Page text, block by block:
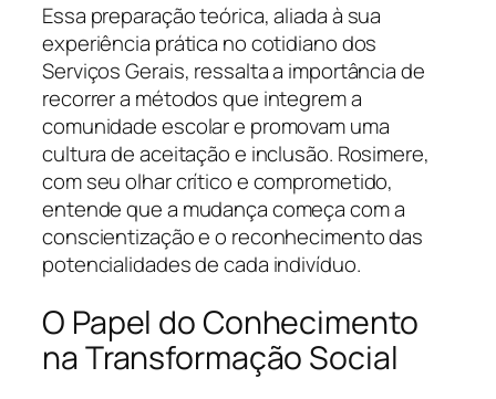
Essa preparação teórica, aliada à sua
experiência prática no cotidiano dos
Serviços Gerais, ressalta a importância de
recorrer a métodos que integrem a
comunidade escolar e promovam uma
cultura de aceitação e inclusão. Rosimere,
com seu olhar crítico e comprometido,
entende que a mudança começa com a
conscientização e o reconhecimento das
potencialidades de cada indivíduo.
O Papel do Conhecimento
na Transformação Social